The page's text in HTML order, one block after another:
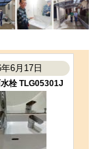
6月17日
栓 TLG05301J